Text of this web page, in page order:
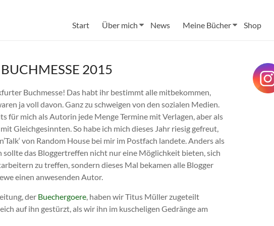
Start Über mich News Meine Bücher Shop
2015
Buchmesse! Das habt ihr bestimmt alle mitbekommen,
ja voll davon. Ganz zu schweigen von den sozialen Medien.
für mich als Autorin jede Menge Termine mit Verlagen, aber als
Gleichgesinnten. So habe ich mich dieses Jahr riesig gefreut,
von Random House bei mir im Postfach landete. Anders als
sollte das Bloggertreffen nicht nur eine Möglichkeit bieten, sich
zu treffen, sondern dieses Mal bekamen alle Blogger
einen anwesenden Autor.
der Buechergoere, haben wir Titus Müller zugeteilt
auf ihn gestürzt, als wir ihn im kuscheligen Gedränge am